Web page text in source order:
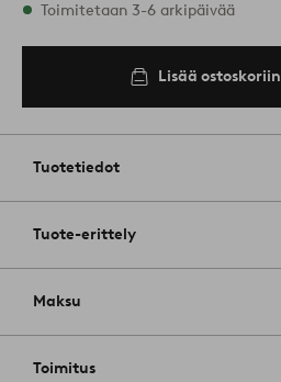
Varastossa
Toimitetaan 3-6 arkipäivää
Lisää ostoskoriin
Tuotetiedot
Tuote-erittely
Maksu
Toimitus